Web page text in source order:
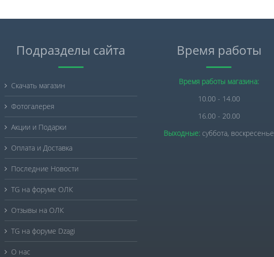
Подразделы сайта
Скачать магазин
Фотогалерея
Акции и Подарки
Оплата и Доставка
Последние Новости
TG на форуме ОЛК
Отзывы на ОЛК
TG на форуме Dzagi
О нас
Время работы
Время работы магазина:
10.00 - 14.00
16.00 - 20.00
Выходные: суббота, воскресенье